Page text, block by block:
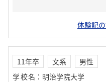
体験記
11年卒 文系
男性
学校名 ： 明治学院大学